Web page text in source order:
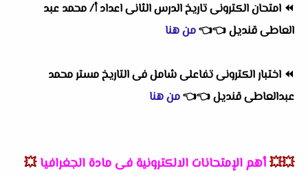
⏪ امتحان الكترونى تاريخ الدرس الثانى اعداد أ/ محمد عبد
العاطى قنديل👈
👈من هنا
⏪ اختبار الكترونى تفاعلى شامل فى التاريخ مستر محمد
عبدالعاطى قنديل👈
👈من هنا
💥💥أهمالإمتحانات الالكترونية فى مادة الجغرافيا 💥